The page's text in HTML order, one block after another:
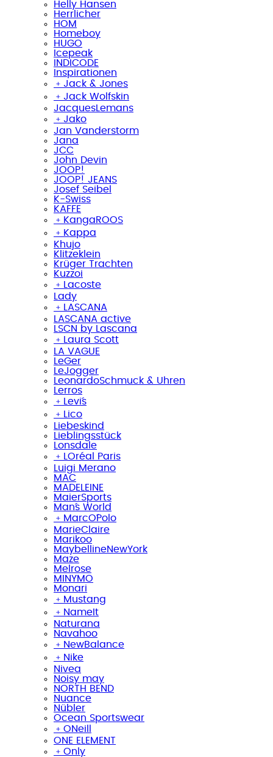
Helly Hansen
Herrlicher
HOM
Homeboy
HUGO
Icepeak
INDICODE
Inspirationen
﹢ Jack & Jones
﹢ Jack Wolfskin
JacquesLemans
﹢ Jako
Jan Vanderstorm
Jana
JCC
John Devin
JOOP!
JOOP! JEANS
Josef Seibel
K-Swiss
KAFFE
﹢ KangaROOS
﹢ Kappa
Khujo
Klitzeklein
Krüger Trachten
Kuzzoi
﹢
Lacoste
Lady
﹢
LASCANA
LASCANA active
LSCN by Lascana
﹢
Laura Scott
LA VAGUE
LeGer
LeJogger
LeonardoSchmuck & Uhren
Lerros
﹢
Levi´s
﹢
Lico
Liebeskind
Lieblingsstück
Lonsdale
﹢
LOréal Paris
Luigi Merano
MAC
MADELEINE
MaierSports
Man´s World
﹢ MarcO´Polo
MarieClaire
Marikoo
MaybellineNewYork
Maze
Melrose
MINYMO
Monari
﹢ Mustang
﹢ NameIt
Naturana
Navahoo
﹢ NewBalance
﹢ Nike
Nivea
Noisy may
NORTH BEND
Nuance
Nübler
Ocean Sportswear
﹢ ONeill
ONE ELEMENT
﹢ Only